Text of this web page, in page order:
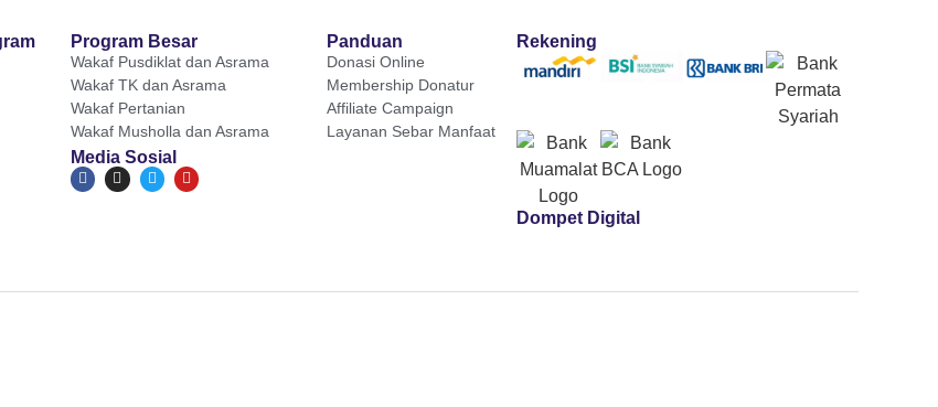
Program Besar
Wakaf Pusdiklat dan Asrama
Wakaf TK dan Asrama
Wakaf Pertanian
Wakaf Musholla dan Asrama
Media Sosial
Panduan
Donasi Online
Membership Donatur
Affiliate Campaign
Layanan Sebar Manfaat
Rekening
Dompet Digital